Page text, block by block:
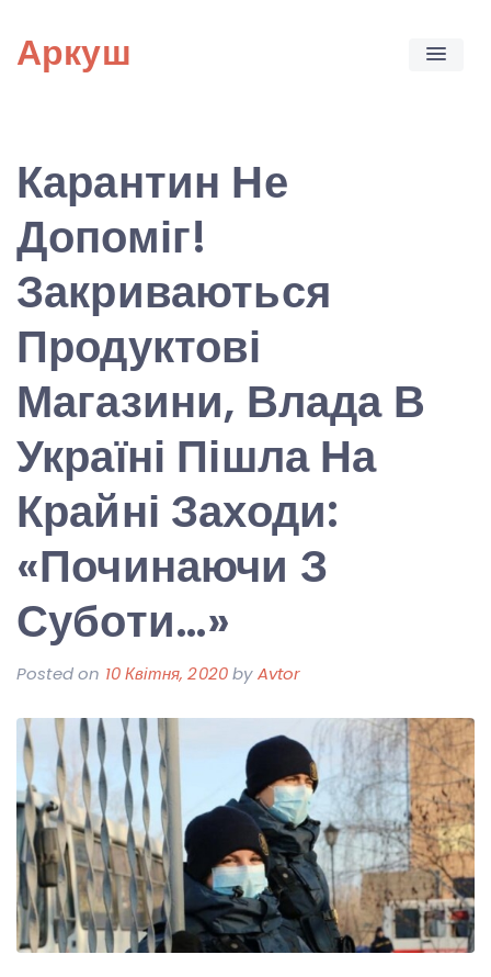
content
Аркуш
Карантин Не
Допоміг!
Закриваються
Продуктові
Магазини, Влада В
Україні Пішла На
Крайні Заходи:
«Починаючи З
Суботи…»
Posted on 10 Квітня, 2020byAvtor